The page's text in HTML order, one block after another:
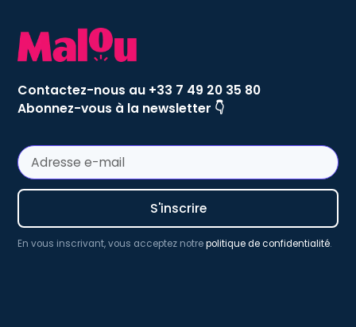
Contactez-nous au +33 7 49 20 35 80
Abonnez-vous à la newsletter 👇
En vous inscrivant, vous acceptez notrepolitique de confidentialité.